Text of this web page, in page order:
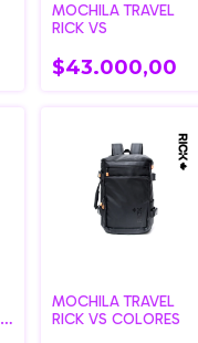
MOCHILA TRAVEL
RICK VS
$43.000,00
MOCHILA TRAVEL
RICK VS COLORES